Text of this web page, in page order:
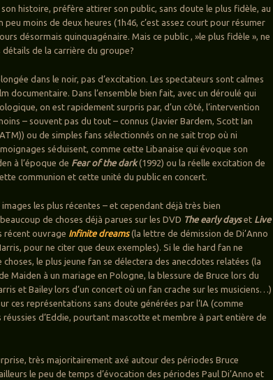
histoire, préfère attirer son public, sans doute le plus fidèle, au
peu moins de deux heures (1h46, c’est assez court pour résumer
désormais quinquagénaire. Mais ce public , »le plus fidèle », ne
de la carrière du groupe?
dans le noir, pas d’excitation. Les spectateurs sont calmes
documentaire. Dans l’ensemble bien fait, avec un déroulé qui
on est rapidement surpris par, d’un côté, l’intervention
– souvent pas du tout – connus (Javier Bardem, Scott Ian
ou de simples fans sélectionnés on ne sait trop où ni
séduisent, comme cette Libanaise qui évoque son
à l’époque de Fear of the dark(1992) ou la réelle excitation de
communion et cette unité du public en concert.
les plus récentes – et cependant déjà très bien
de choses déjà parues sur les DVD The early dayset Live
récent ouvrage Infinite dreams(la lettre de démission de Di’Anno
pour ne citer que deux exemples). Si le die hard fan ne
le plus jeune fan se délectera des anecdotes relatées (la
Maiden à un mariage en Pologne, la blessure de Bruce lors du
et Bailey lors d’un concert où un fan crache sur les musiciens…)
ces représentations sans doute générées par l’IA (comme
d’Eddie, pourtant mascotte et membre à part entière de
très majoritairement axé autour des périodes Bruce
le peu de temps d’évocation des périodes Paul Di’Anno et